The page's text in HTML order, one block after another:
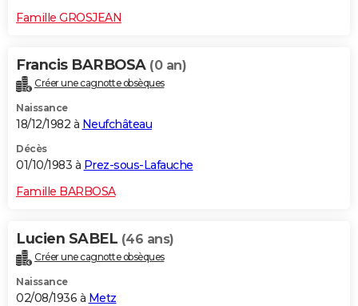
Famille GROSJEAN
Francis BARBOSA (0 an)
Créer une cagnotte obsèques
Naissance
18/12/1982 à Neufchâteau
Décès
01/10/1983 à Prez-sous-Lafauche
Famille BARBOSA
Lucien SABEL (46 ans)
Créer une cagnotte obsèques
Naissance
02/08/1936 à Metz